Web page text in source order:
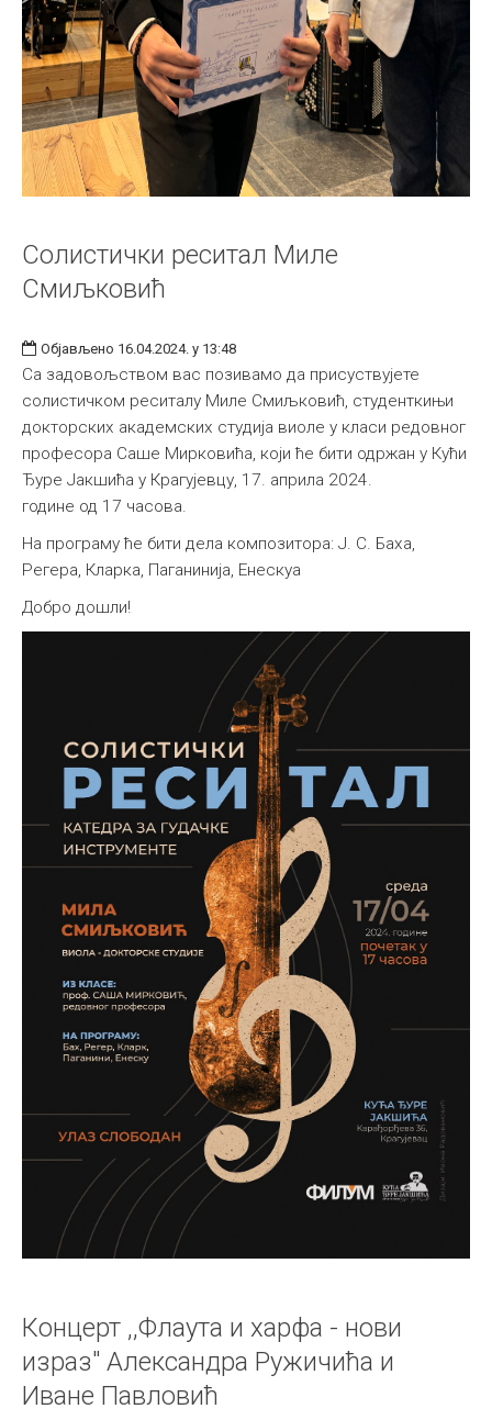
Солистички реситал Миле
Смиљковић
Објављено 16.04.2024. у 13:48
Са задовољством вас позивамо да присуствујете
солистичком реситалу Миле Смиљковић, студенткињи
докторских академских студија виоле у класи редовног
професора Саше Мирковића, који ће бити одржан у Кући
Ђуре Јакшића у Крагујевцу, 17. априла 2024.
године од 17 часова.
На програму ће бити дела композитора: Ј. С. Баха,
Регера, Кларка, Паганинија, Енескуа
Добро дошли!
Концерт ,,Флаута и харфа - нови
израз" Александра Ружичића и
Иване Павловић